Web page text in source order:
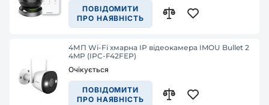
ПОВІДОМИТИ
ПРО НАЯВНІСТЬ
4МП Wi-Fi хмарна IP відеокамера IMOU Bullet 2
4MP (IPC-F42FEP)
Очікується
ПОВІДОМИТИ
ПРО НАЯВНІСТЬ